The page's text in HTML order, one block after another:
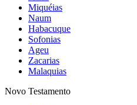
Miquéias
Naum
Habacuque
Sofonias
Ageu
Zacarias
Malaquias
Novo Testamento